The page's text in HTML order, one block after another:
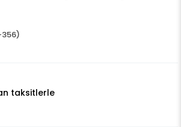
356)
taksitlerle